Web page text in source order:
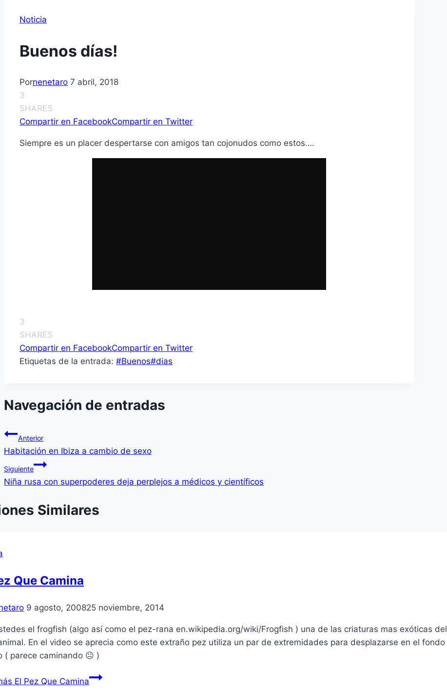
Noticia
Buenos días!
Pornenetaro 7 abril, 2018
3
SHARES
Compartir en FacebookCompartir en Twitter
Siempre es un placer despertarse con amigos tan cojonudos como estos….
3
SHARES
Compartir en FacebookCompartir en Twitter
Etiquetas de la entrada: #Buenos#dias
Navegación de entradas
Anterior
Habitación en Ibiza a cambio de sexo
Siguiente
Niña rusa con superpoderes deja perplejos a médicos y científicos
Similares
Que Camina
9 agosto, 200825 noviembre, 2014
el frogfish (algo así­ como el pez-rana en.wikipedia.org/wiki/Frogfish ) una de las criaturas mas exóticas del
En el video se aprecia como este extraño pez utiliza un par de extremidades para desplazarse en el fondo
( parece caminando 😐 )
El Pez Que Camina